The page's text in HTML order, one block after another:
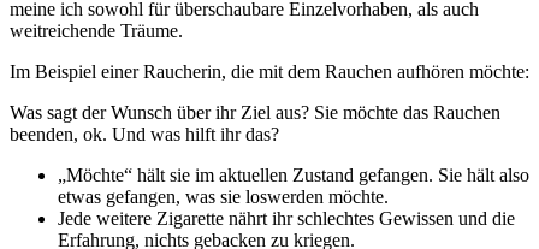
meine ich sowohl für überschaubare Einzelvorhaben, als auch
weitreichende Träume.
Im Beispiel einer Raucherin, die mit dem Rauchen aufhören möchte:
Was sagt der Wunsch über ihr Ziel aus? Sie möchte das Rauchen
beenden, ok. Und was hilft ihr das?
„Möchte“ hält sie im aktuellen Zustand gefangen. Sie hält also
etwas gefangen, was sie loswerden möchte.
Jede weitere Zigarette nährt ihr schlechtes Gewissen und die
Erfahrung, nichts gebacken zu kriegen.